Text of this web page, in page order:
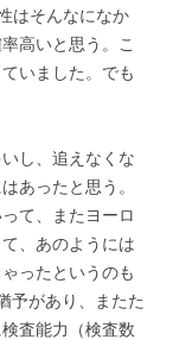
はそんなになか
高いと思う。こ
いました。でも
し、追えなくな
あったと思う。
て、またヨーロ
、あのようには
ったというのも
予があり、またた
査能力（検査数